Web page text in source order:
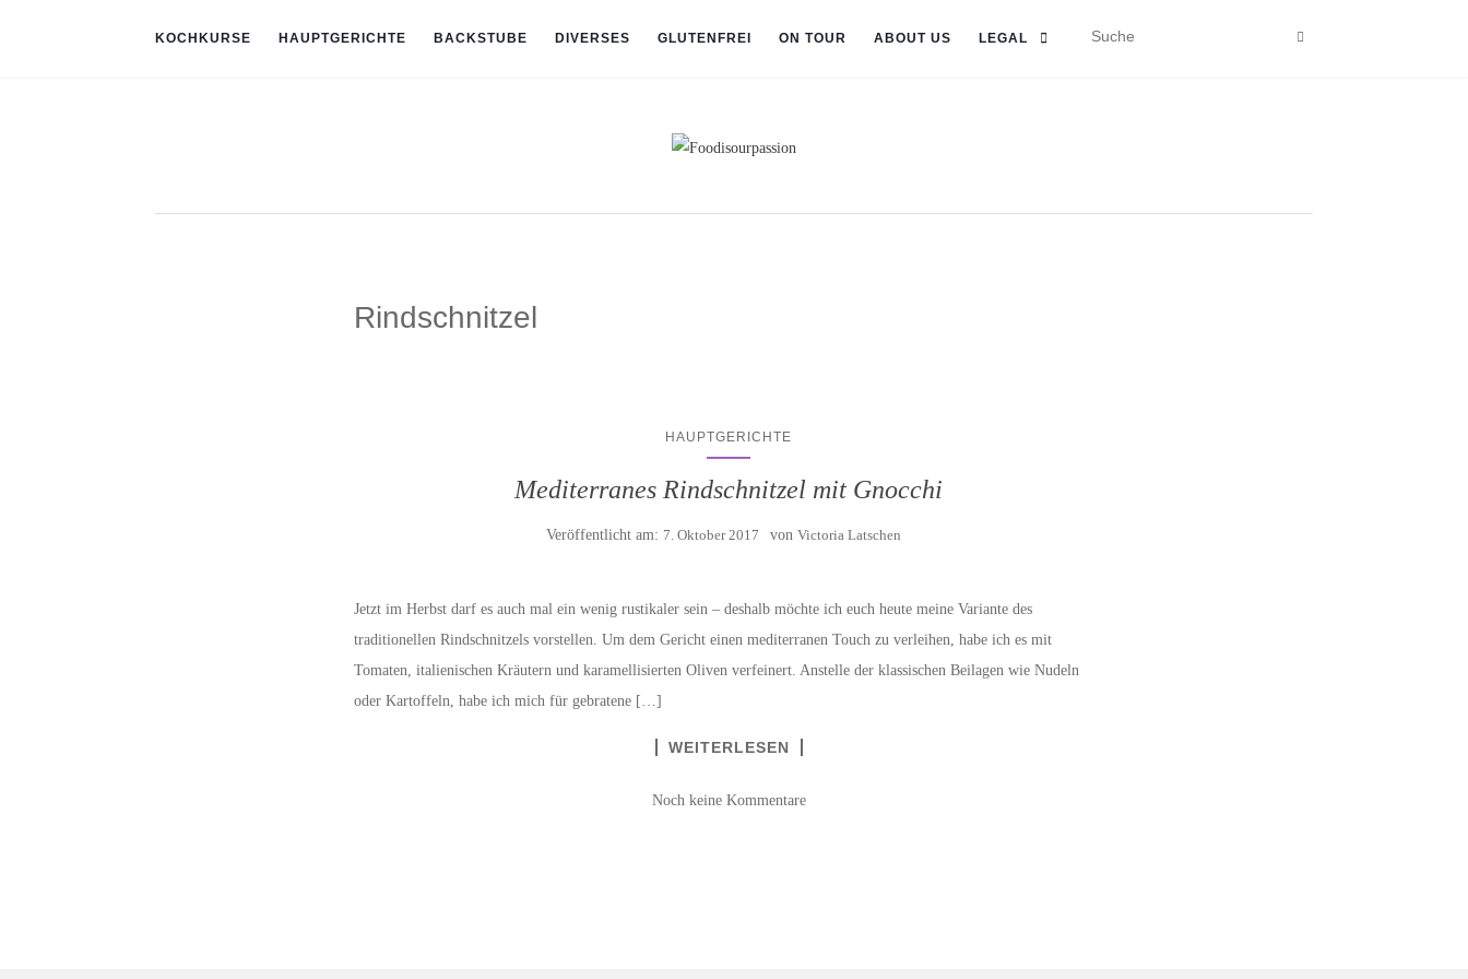
KOCHKURSE HAUPTGERICHTE BACKSTUBE DIVERSES GLUTENFREI ON TOUR ABOUT US LEGAL
Rindschnitzel
HAUPTGERICHTE
Mediterranes Rindschnitzel mit Gnocchi
Veröffentlicht am: 7. Oktober 2017 von Victoria Latschen
Jetzt im Herbst darf es auch mal ein wenig rustikaler sein – deshalb möchte ich euch heute meine Variante des
traditionellen Rindschnitzels vorstellen. Um dem Gericht einen mediterranen Touch zu verleihen, habe ich es mit
Tomaten, italienischen Kräutern und karamellisierten Oliven verfeinert. Anstelle der klassischen Beilagen wie Nudeln
oder Kartoffeln, habe ich mich für gebratene […]
WEITERLESEN
Noch keine Kommentare